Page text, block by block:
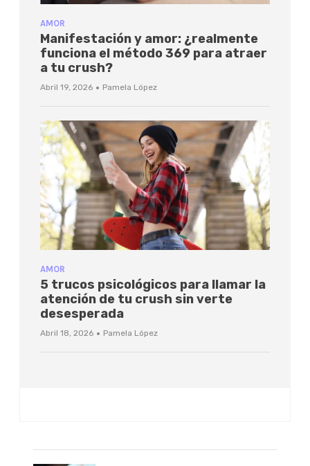
AMOR
Manifestación y amor: ¿realmente
funciona el método 369 para atraer
a tu crush?
Abril 19, 2026 · Pamela López
AMOR
5 trucos psicológicos para llamar la
atención de tu crush sin verte
desesperada
Abril 18, 2026 · Pamela López